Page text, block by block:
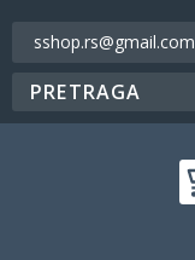
sshop.rs@gmail.com